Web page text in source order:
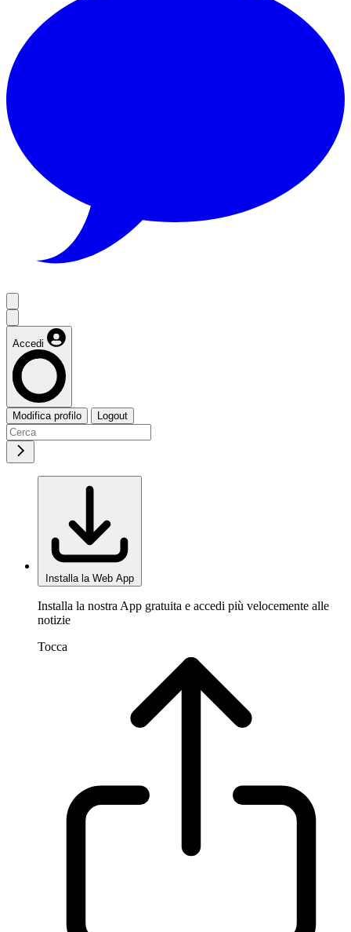
Accedi
Modifica profilo Logout
Installa la Web App
Installa la nostra App gratuita e accedi più velocemente alle
notizie
Tocca